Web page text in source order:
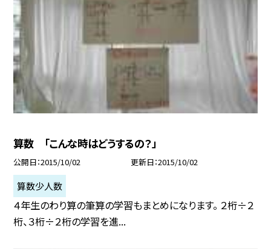
算数 「こんな時はどうするの？」
公開日 2015/10/02 更新日 2015/10/02
算数少人数
４年生のわり算の筆算の学習もまとめになります。 ２桁÷２
桁、３桁÷２桁の学習を進...